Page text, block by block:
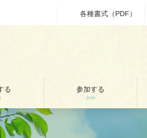
各種書式（PDF）
る 参加する
Join